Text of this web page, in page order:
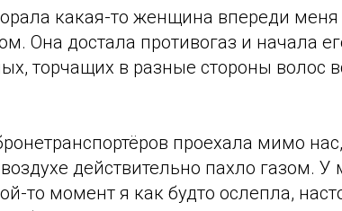
какая-то женщина впереди меня
Она достала противогаз и начала
торчащих в разные стороны волос
проехала мимо
действительно пахло газом. У
то момент я как будто ослепла,